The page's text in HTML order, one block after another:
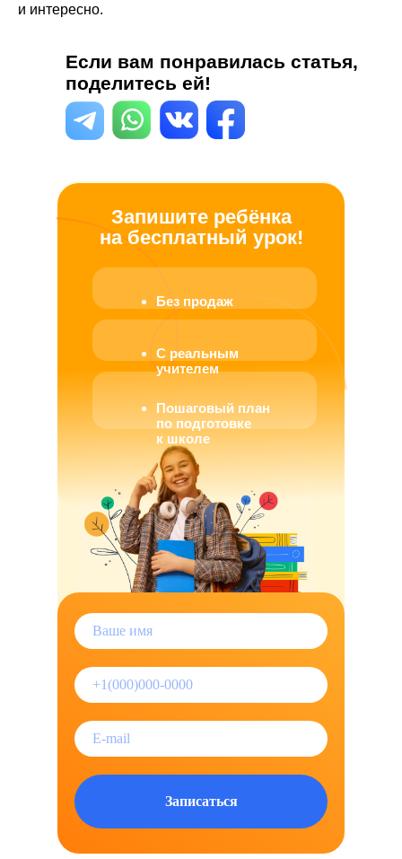
и интересно.
Если вам понравилась статья,
поделитесь ей!
Записаться
Запишите ребёнка
на бесплатный урок!
Пошаговый план
по подготовке
к школе
С реальным
учителем
Без продаж